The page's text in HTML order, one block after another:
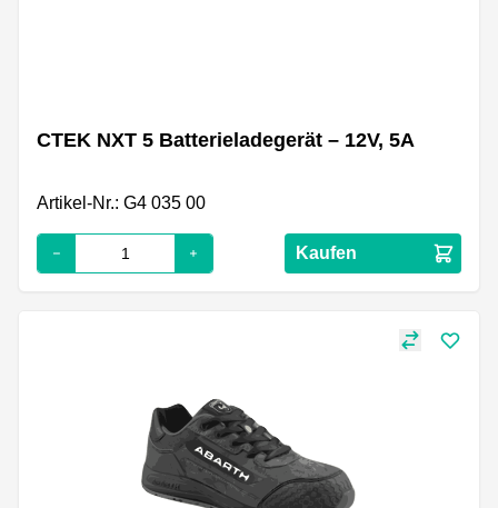
CTEK NXT 5 Batterieladegerät – 12V, 5A
Artikel-Nr.: G4 035 00
Kaufen